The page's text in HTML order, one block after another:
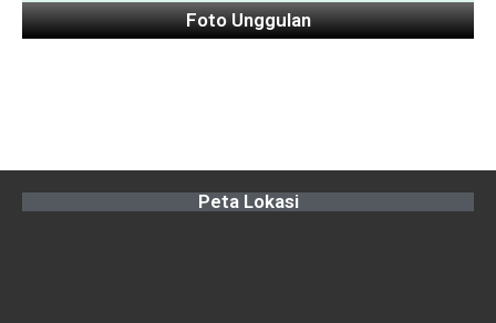
Foto Unggulan
Peta Lokasi